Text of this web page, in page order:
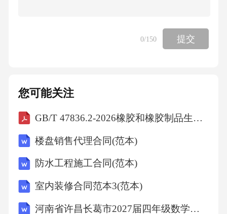
医院和基层医疗机构带来巨额开支。WCGHW
规性：如果HPRS在WCGHW中实施，我们将预
期我们的服务提供商和我们自身都会对一项不
受任何现有SLA约束的服务产生依赖。功能性：
HPRS的功能与当前ClinicomPMI的功能不匹
配，实施HPRS实际上意味着PMI的质量和响应
能力的倒退，这将对患者服务产生负面影响。
0/150 提交
您可能关注
GB/T 47836.2-2026橡胶和橡胶制品生物基含量的测定第2部分：生物基碳含量
楼盘销售代理合同(范本)
防水工程施工合同(范本)
室内装修合同范本3(范本)
河南省许昌长葛市2027届四年级数学第一学期期末监测模拟试题含解析